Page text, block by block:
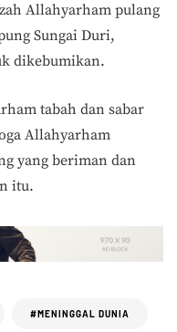
Allahyarham pulang
Sungai Duri,
dikebumikan.
tabah dan sabar
Allahyarham
yang beriman dan
itu.
#MENINGGAL DUNIA